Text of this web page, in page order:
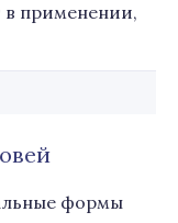
в применении,
формы